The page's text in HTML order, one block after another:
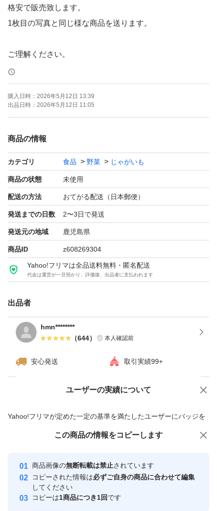
格安で販売致します。
1枚目の写真と同じ様な商品を送ります。
ご理解ください。
離島からの発送になります。
荒天が続き、船が欠航となり、発送が遅れる場合がござい
ます。
よろしくお願い致します。
購入日時： 2026年5月12日 13:39
出品日時： 2026年5月12日 11:05
商品の情報
カテゴリ 食品 野菜 じゃがいも
商品の状態 未使用
配送の方法 おてがる配送（日本郵便）
発送までの日数 2〜3日で発送
発送元の地域 鹿児島県
商品ID z608269304
Yahoo!フリマは全品送料無料・匿名配送
代金は運営が一旦預かり、評価後、出品者に支払われます
出品者
hmn********
（644） 本人確認前
安心発送 取引実績99+
ユーザーの実績について
Yahoo!フリマが定めた一定の基準を満たしたユーザーにバッジを
付与しています
安心取引出品者
心・安全なユーザーです
取引実績
価格の相談 商品への質問
この商品の情報をコピーします
商品画像の無断転載は禁止されています
コピーされた情報は必ずご自身の商品に合わせて編集
してください
コピーは1商品につき1回です
この商品をみている人にオススメ